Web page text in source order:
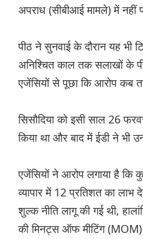
अपराध (सीबीआई मामले) में नहीं
पीठ ने सुनवाई के दौरान यह भी
अनिश्चित काल तक सलाखों के
एजेंसियों से पूछा कि आरोप कब
सिसौदिया को इसी साल 26
किया था और बाद में ईडी ने भी
एजेंसियों ने आरोप लगाया है कि
व्यापार में 12 प्रतिशत का
शुल्क नीति लागू की गई थी,
की मिनट्स ऑफ मीटिंग